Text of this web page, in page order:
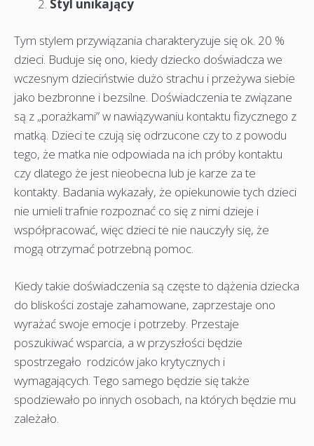
Styl unikający
Tym stylem przywiązania charakteryzuje się ok. 20 %
dzieci. Buduje się ono, kiedy dziecko doświadcza we
wczesnym dzieciństwie dużo strachu i przeżywa siebie
jako bezbronne i bezsilne. Doświadczenia te związane
są z „porażkami” w nawiązywaniu kontaktu fizycznego z
matką. Dzieci te czują się odrzucone czy to z powodu
tego, że matka nie odpowiada na ich próby kontaktu
czy dlatego że jest nieobecna lub je karze za te
kontakty. Badania wykazały, że opiekunowie tych dzieci
nie umieli trafnie rozpoznać co się z nimi dzieje i
współpracować, więc dzieci te nie nauczyły się, że
mogą otrzymać potrzebną pomoc.
Kiedy takie doświadczenia są częste to dążenia dziecka
do bliskości zostaje zahamowane, zaprzestaje ono
wyrażać swoje emocje i potrzeby. Przestaje
poszukiwać wsparcia, a w przyszłości będzie
spostrzegało rodziców jako krytycznych i
wymagających. Tego samego będzie się także
spodziewało po innych osobach, na których będzie mu
zależało.